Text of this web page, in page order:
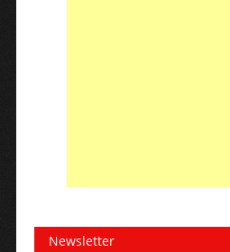
Newsletter